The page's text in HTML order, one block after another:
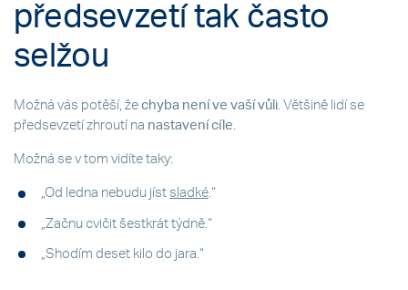
předsevzetí tak často
selžou
Možná vás potěší, že chyba není ve vaší vůli. Většině lidí se
předsevzetí zhroutí na nastavení cíle.
Možná se v tom vidíte taky:
„Od ledna nebudu jíst sladké.“
„Začnu cvičit šestkrát týdně.“
„Shodím deset kilo do jara.“